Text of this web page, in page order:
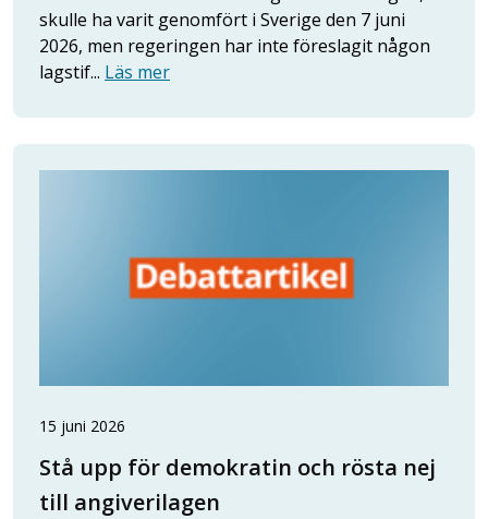
skulle ha varit genomfört i Sverige den 7 juni
2026, men regeringen har inte föreslagit någon
lagstif... Läs mer
15 juni 2026
Stå upp för demokratin och rösta nej
till angiverilagen